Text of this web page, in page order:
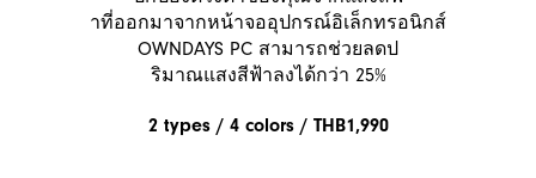
าที่ออกมาจากหน้าจออุปกรณ์อิเล็กทรอนิกส์
OWNDAYS PC สามารถช่วยลดป
ริมาณแสงสีฟ้าลงได้กว่า 25%
2 types / 4 colors / THB1,990